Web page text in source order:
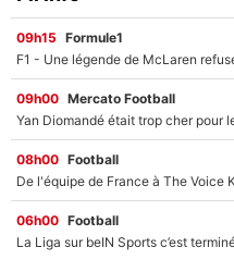
09h15 Formule1
09h00 Mercato Football
08h00 Football
06h00 Football